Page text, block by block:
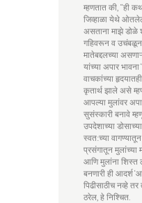
म्हणतात की, “ही
जिव्हाळा येथे
असताना माझे
गहिवरून व उचंबळून
मातेबद्दलच्या
यांच्या अपार
वाचकांच्या
कृतार्थ झाले असे
आपल्या मुलांवर
सुसंस्कारी बनावे
उपदेशाच्या
स्वत:च्या
प्रसंगातून मुलांच्या
आणि मुलांना शिस्त
बनणारी ही आदर्श
पिढीसाठीच नव्हे
ठरेल, हे निश्चित.